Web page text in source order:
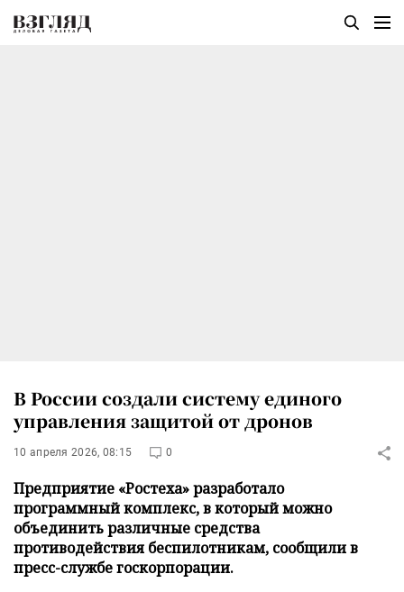
В России создали систему единого
управления защитой от дронов
10 апреля 2026, 08:15 0
Предприятие «Ростеха» разработало
программный комплекс, в который можно
объединить различные средства
противодействия беспилотникам, сообщили в
пресс-службе госкорпорации.